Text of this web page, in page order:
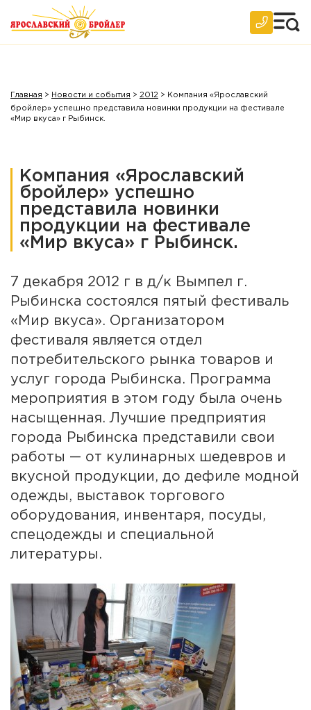
Главная > Новости и события > 2012 > Компания «Ярославский
бройлер» успешно представила новинки продукции на фестивале
«Мир вкуса» г Рыбинск.
Компания «Ярославский
бройлер» успешно
представила новинки
продукции на фестивале
«Мир вкуса» г Рыбинск.
7 декабря 2012 г в д/к Вымпел г.
Рыбинска состоялся пятый фестиваль
«Мир вкуса». Организатором
фестиваля является отдел
потребительского рынка товаров и
услуг города Рыбинска. Программа
мероприятия в этом году была очень
насыщенная. Лучшие предприятия
города Рыбинска представили свои
работы — от кулинарных шедевров и
вкусной продукции, до дефиле модной
одежды, выставок торгового
оборудования, инвентаря, посуды,
спецодежды и специальной
литературы.